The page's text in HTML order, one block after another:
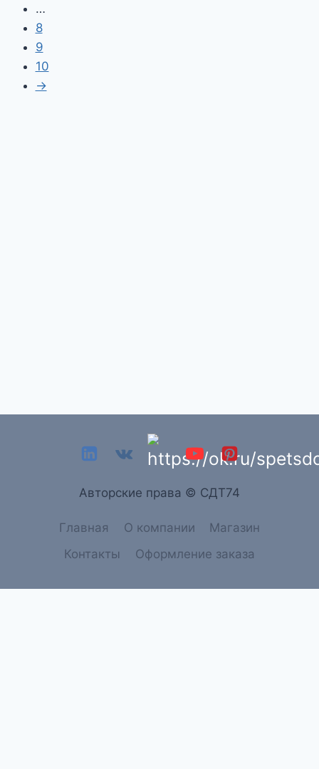
…
8
9
10
→
Aвторские права © СДТ74
Главная О компании
Магазин
Контакты
Оформление заказа